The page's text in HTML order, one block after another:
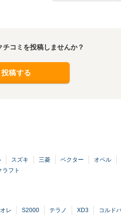
チコミを投稿しませんか？
投稿する
スズキ 三菱 ベクター オペル
ラフト
レ S2000 テラノ XD3 コルド